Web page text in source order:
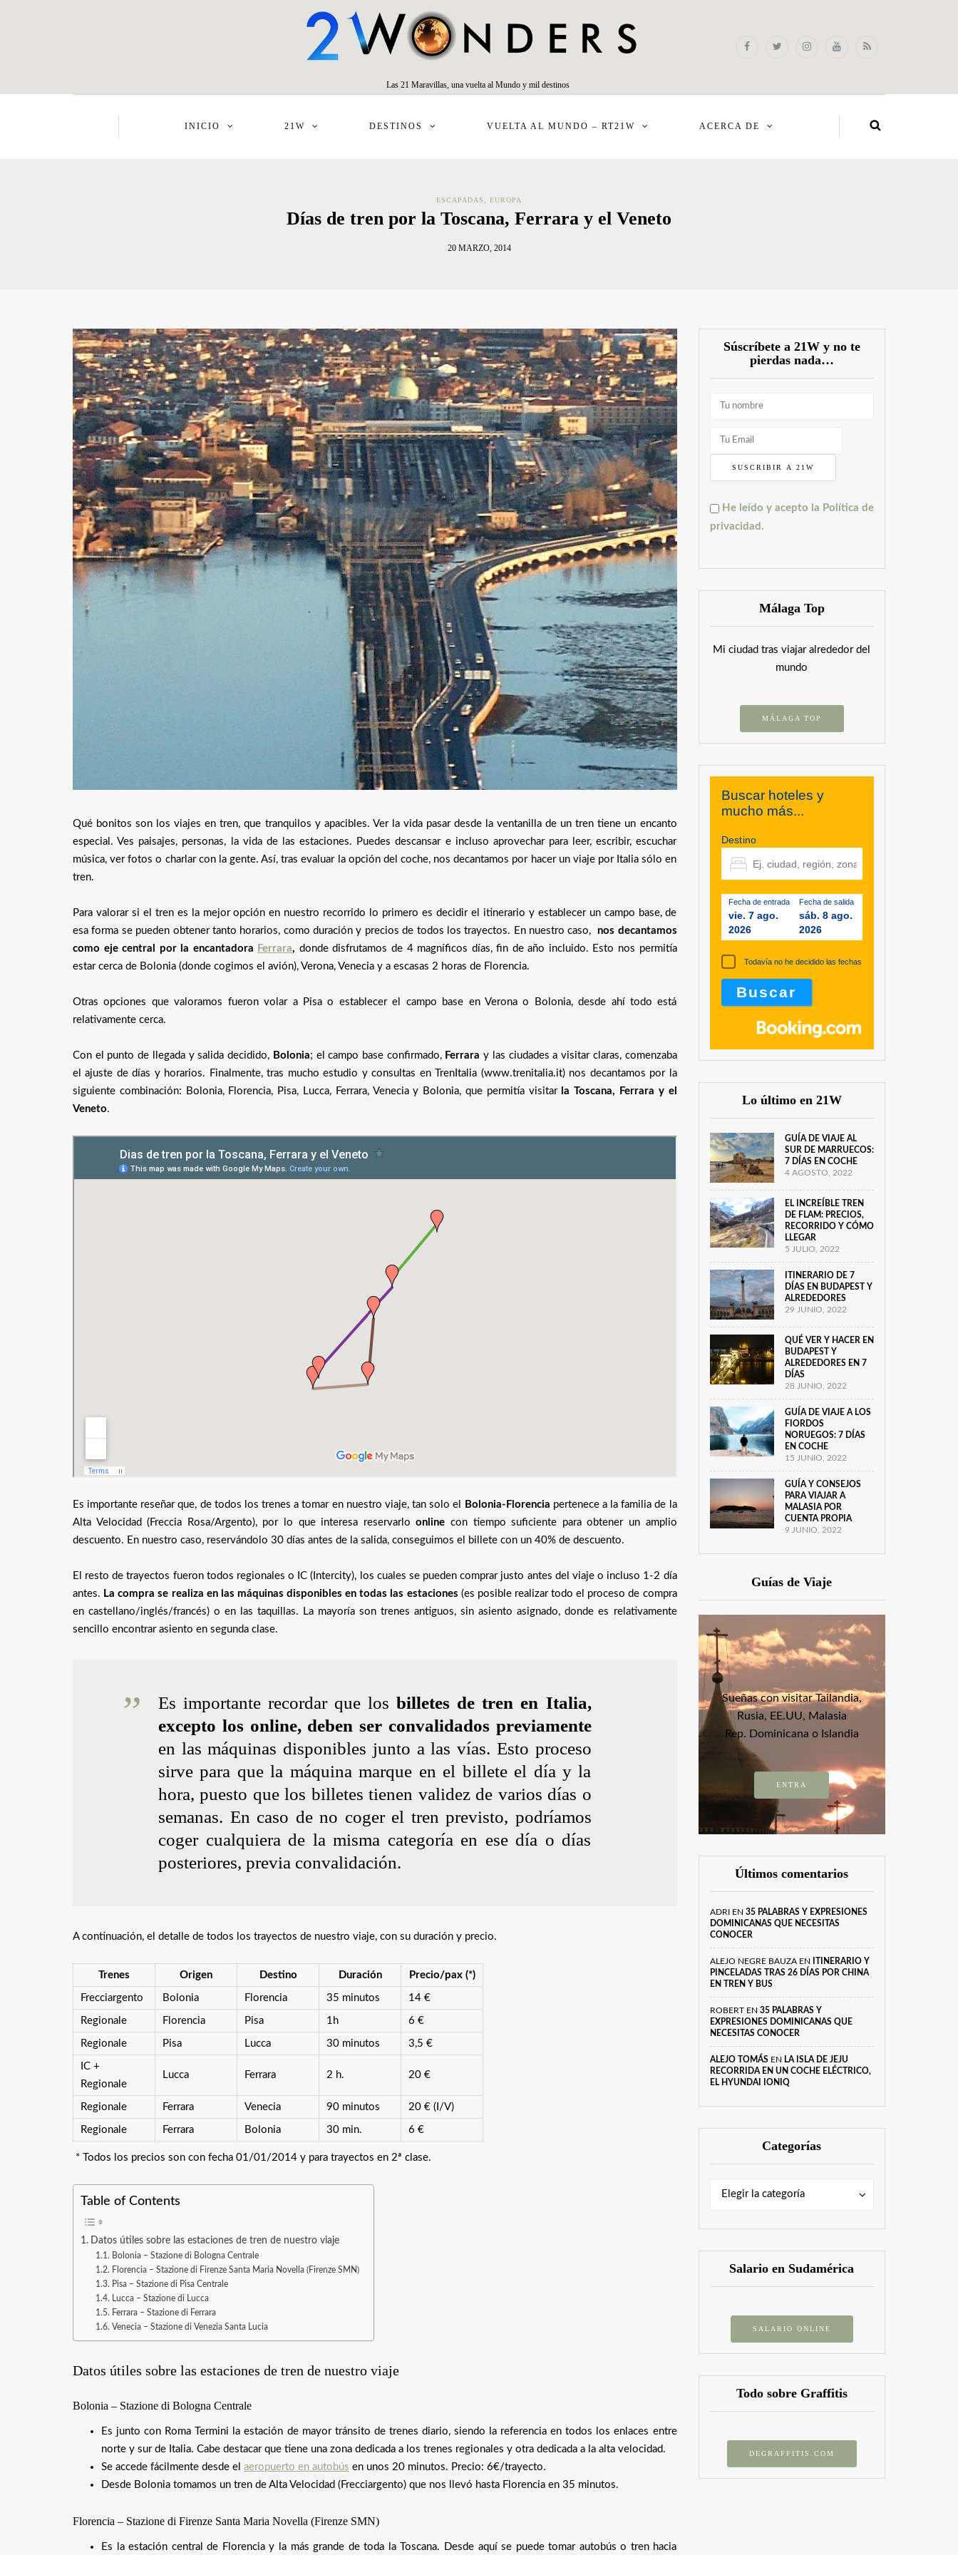
Las 21 Maravillas, una vuelta al Mundo y mil destinos
INICIO 21W DESTINOS VUELTA AL MUNDO – RT21W ACERCA DE
ESCAPADAS EUROPA
Días de tren por la Toscana, Ferrara y el Veneto
20 MARZO, 2014
Qué bonitos son los viajes en tren, que tranquilos y apacibles. Ver la vida pasar desde la ventanilla de un tren tiene un encanto
especial. Ves paisajes, personas, la vida de las estaciones. Puedes descansar e incluso aprovechar para leer, escribir, escuchar
música, ver fotos o charlar con la gente. Así, tras evaluar la opción del coche, nos decantamos por hacer un viaje por Italia sólo en
tren.
Para valorar si el tren es la mejor opción en nuestro recorrido lo primero es decidir el itinerario y establecer un campo base, de
esa forma se pueden obtener tanto horarios, como duración y precios de todos los trayectos. En nuestro caso, nos decantamos
como eje central por la encantadora Ferrara, donde disfrutamos de 4 magníficos días, fin de año incluido. Esto nos permitía
estar cerca de Bolonia (donde cogimos el avión), Verona, Venecia y a escasas 2 horas de Florencia.
Otras opciones que valoramos fueron volar a Pisa o establecer el campo base en Verona o Bolonia, desde ahí todo está
relativamente cerca.
Con el punto de llegada y salida decidido, Bolonia; el campo base confirmado, Ferrara y las ciudades a visitar claras, comenzaba
el ajuste de días y horarios. Finalmente, tras mucho estudio y consultas en TrenItalia (www.trenitalia.it) nos decantamos por la
siguiente combinación: Bolonia, Florencia, Pisa, Lucca, Ferrara, Venecia y Bolonia, que permitía visitar la Toscana, Ferrara y el
Veneto.
Es importante reseñar que, de todos los trenes a tomar en nuestro viaje, tan solo el Bolonia-Florencia pertenece a la familia de la
Alta Velocidad (Freccia Rosa/Argento), por lo que interesa reservarloonline con tiempo suficiente para obtener un amplio
descuento. En nuestro caso, reservándolo 30 días antes de la salida, conseguimos el billete con un 40% de descuento.
El resto de trayectos fueron todos regionales o IC (Intercity), los cuales se pueden comprar justo antes del viaje o incluso 1-2 día
antes. La compra se realiza en las máquinas disponibles en todas las estaciones (es posible realizar todo el proceso de compra
en castellano/inglés/francés) o en las taquillas. La mayoría son trenes antiguos, sin asiento asignado, donde es relativamente
sencillo encontrar asiento en segunda clase.
Es importante recordar que losbilletes de tren en Italia,
excepto los online, deben ser convalidados previamente
en las máquinas disponibles junto a las vías. Esto proceso
sirve para que la máquina marque en el billete el día y la
hora, puesto que los billetes tienen validez de varios días o
semanas. En caso de no coger el tren previsto, podríamos
coger cualquiera de la misma categoría en ese día o días
posteriores, previa convalidación.
A continuación, el detalle de todos los trayectos de nuestro viaje, con su duración y precio.
Trenes Origen Destino Duración Precio/pax (*)
Frecciargento Bolonia Florencia 35 minutos 14 €
Regionale Florencia Pisa 1h 6 €
Regionale Pisa Lucca 30 minutos 3,5 €
IC +
Regionale
Lucca Ferrara 2 h. 20 €
Regionale Ferrara Venecia 90 minutos 20 € (I/V)
Regionale Ferrara Bolonia 30 min. 6 €
* Todos los precios son con fecha 01/01/2014 y para trayectos en 2ª clase.
Table of Contents
Datos útiles sobre las estaciones de tren de nuestro viaje
Bolonia – Stazione di Bologna Centrale
Florencia – Stazione di Firenze Santa Maria Novella (Firenze SMN)
Pisa – Stazione di Pisa Centrale
Lucca – Stazione di Lucca
Ferrara – Stazione di Ferrara
Venecia – Stazione di Venezia Santa Lucia
Datos útiles sobre las estaciones de tren de nuestro viaje
Bolonia – Stazione di Bologna Centrale
Es junto con Roma Termini la estación de mayor tránsito de trenes diario, siendo la referencia en todos los enlaces entre
norte y sur de Italia. Cabe destacar que tiene una zona dedicada a los trenes regionales y otra dedicada a la alta velocidad.
Se accede fácilmente desde el aeropuerto en autobús en unos 20 minutos. Precio: 6€/trayecto.
Desde Bolonia tomamos un tren de Alta Velocidad (Frecciargento) que nos llevó hasta Florencia en 35 minutos.
Florencia – Stazione di Firenze Santa Maria Novella (Firenze SMN)
Es la estación central de Florencia y la más grande de toda la Toscana. Desde aquí se puede tomar autobús o tren hacia
Súscríbete a 21W y no te
pierdas nada…
He leído y acepto la Política de
privacidad.
Málaga Top
Mi ciudad tras viajar alrededor del
mundo
MÁLAGA TOP
Buscar hoteles y
mucho más...
Destino
Fecha de entrada
vie. 7 ago.
2026
Fecha de salida
sáb. 8 ago.
2026
Todavía no he decidido las fechas
Lo último en 21W
GUÍA DE VIAJE AL
SUR DE MARRUECOS:
7 DÍAS EN COCHE
4 AGOSTO, 2022
EL INCREÍBLE TREN
DE FLAM: PRECIOS,
RECORRIDO Y CÓMO
LLEGAR
5 JULIO, 2022
ITINERARIO DE 7
DÍAS EN BUDAPEST Y
ALREDEDORES
29 JUNIO, 2022
QUÉ VER Y HACER EN
BUDAPEST Y
ALREDEDORES EN 7
DÍAS
28 JUNIO, 2022
GUÍA DE VIAJE A LOS
FIORDOS
NORUEGOS: 7 DÍAS
EN COCHE
15 JUNIO, 2022
GUÍA Y CONSEJOS
PARA VIAJAR A
MALASIA POR
CUENTA PROPIA
9 JUNIO, 2022
Guías de Viaje
Sueñas con visitar Tailandia,
Rusia, EE.UU, Malasia
Rep. Dominicana o Islandia
ENTRA
Últimos comentarios
ADRIEN 35 PALABRAS Y EXPRESIONES
DOMINICANAS QUE NECESITAS
CONOCER
ALEJO NEGRE BAUZAEN
ITINERARIO Y
PINCELADAS TRAS 26 DÍAS POR CHINA
EN TREN Y BUS
ROBERTEN 35 PALABRAS Y
EXPRESIONES DOMINICANAS QUE
NECESITAS CONOCER
ALEJO TOMÁS EN LA ISLA DE JEJU
RECORRIDA EN UN COCHE ELÉCTRICO,
EL HYUNDAI IONIQ
Categorías
Categorías
Elegir la categoría
Categorías
Salario en Sudamérica
SALARIO ONLINE
Todo sobre Graffitis
DEGRAFFITIS.COM